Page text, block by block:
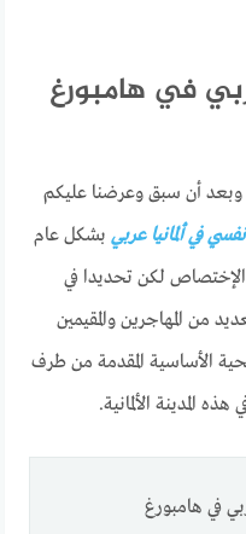
في هامبورغ
أن سبق وعرضنا عليكم
في ألمانيا عربي بشكل عام
لكن تحديدا في
من المهاجرين والمقيمين
الأساسية المقدمة من طرف
المدينة الألمانية.
في هامبورغ